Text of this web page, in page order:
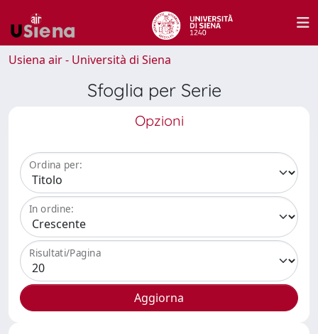
Usiena air - Università di Siena
Sfoglia per Serie
Opzioni
Ordina per:
In ordine:
Risultati/Pagina